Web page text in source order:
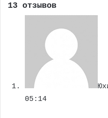
13 отзывов
05:14